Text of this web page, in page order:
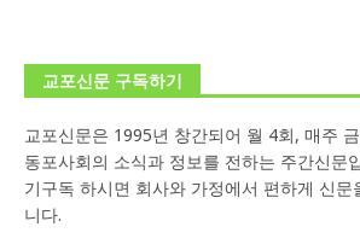
교포신문 구독하기
교포신문은 1995년 창간되어 월 4회, 매주
동포사회의 소식과 정보를 전하는 주간신문
기구독 하시면 회사와 가정에서 편하게 신문
니다.